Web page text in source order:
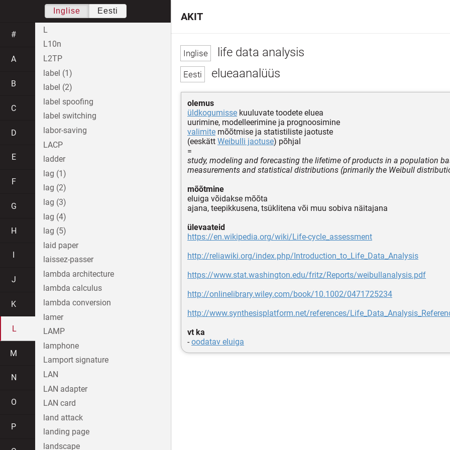
life data analysis
elueaanalüüs
olemus
üldkogumisse kuuluvate toodete eluea
uurimine, modelleerimine ja prognoosimine
valimite mõõtmise ja statistiliste jaotuste
(eeskätt Weibulli jaotuse) põhjal
=
study, modeling and forecasting the lifetime of products in a population
measurements and statistical distributions (primarily the Weibull
mõõtmine
eluiga võidakse mõõta
ajana, teepikkusena, tsüklitena või muu sobiva näitajana
ülevaateid
https://en.wikipedia.org/wiki/Life-cycle_assessment
http://reliawiki.org/index.php/Introduction_to_Life_Data_Analysis
https://www.stat.washington.edu/fritz/Reports/weibullanalysis.pdf
http://onlinelibrary.wiley.com/book/10.1002/0471725234
http://www.synthesisplatform.net/references/
vt ka
-oodatav eluiga
AKIT
Inglise Eesti
#
A
B
C
D
E
F
G
H
J
K
L
M
N
O
P
L
L10n
L2TP
label (1)
label (2)
label spoofing
label switching
labor-saving
LACP
ladder
lag (1)
lag (2)
lag (3)
lag (4)
lag (5)
laid paper
laissez-passer
lambda architecture
lambda calculus
lambda conversion
lamer
LAMP
lamphone
Lamport signature
LAN
LAN adapter
LAN card
land attack
landing page
landscape